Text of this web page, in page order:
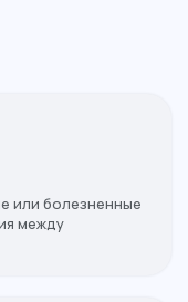
или болезненные
между